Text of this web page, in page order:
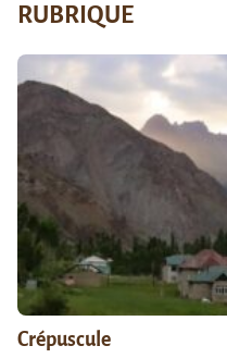
RUBRIQUE
Crépuscule